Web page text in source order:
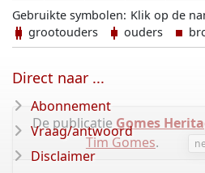
Klik op de
Gebruikte symbolen:
grootouders
ouders
De publicatie Gomes
Tim Gomes.
Direct naar ...
Abonnement
Vraag/antwoord
Disclaimer